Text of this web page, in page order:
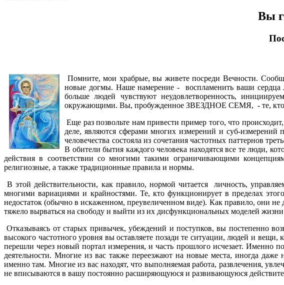
Вы
Помните, мои храбрые, вы живете посреди Вечности.
новые догмы. Наше намерение - воспламенить ваши сердца
больше людей чувствуют неудовлетворенность,
окружающими. Вы, пробужденное ЗВЕЗДНОЕ СЕМЯ, - те, кто
Еще раз позвольте нам привести пример того, что
деле, являются сферами многих измерений и суб-измерений
человечества состояла из сочетания частотных паттернов
В обители бытия каждого человека находятся все те люди,
действия в соответствии со многими такими ограничивающими
религиозные, а также традиционные правила и нормы.
В этой действительности, как правило, нормой читается личность,
многими вариациями и крайностями. Те, кто функционирует в пределах
недостаток (обычно в искаженном, преувеличенном виде). Как правило, они
тяжело вырваться на свободу и выйти из их дисфункциональных моделей
Отказываясь от старых привычек, убеждений и поступков, вы постепенно
высокого частотного уровня вы оставляете позади те ситуации, людей и
перешли через новый портал измерения, и часть прошлого исчезает.
деятельности. Многие из вас также переезжают на новые места, иногда
именно там. Многие из вас находят, что выполняемая работа, развлечения,
не вписываются в вашу постоянно расширяющуюся и развивающуюся